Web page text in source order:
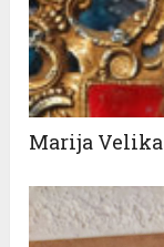
Marija Velika